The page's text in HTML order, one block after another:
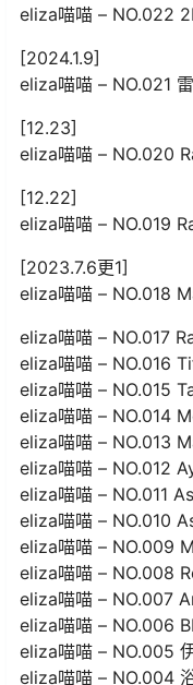
eliza喵喵 – NO.022
[2024.1.9]
eliza喵喵 – NO.021
[12.23]
eliza喵喵 – NO.020
[12.22]
eliza喵喵 – NO.019
[2023.7.6更1]
eliza喵喵 – NO.018
eliza喵喵 – NO.017
eliza喵喵 – NO.016
eliza喵喵 – NO.015
eliza喵喵 – NO.014
eliza喵喵 – NO.013
eliza喵喵 – NO.012
eliza喵喵 – NO.011
eliza喵喵 – NO.010
eliza喵喵 – NO.009
eliza喵喵 – NO.008
eliza喵喵 – NO.007
eliza喵喵 – NO.006
eliza喵喵 – NO.005
eliza喵喵 – NO.004